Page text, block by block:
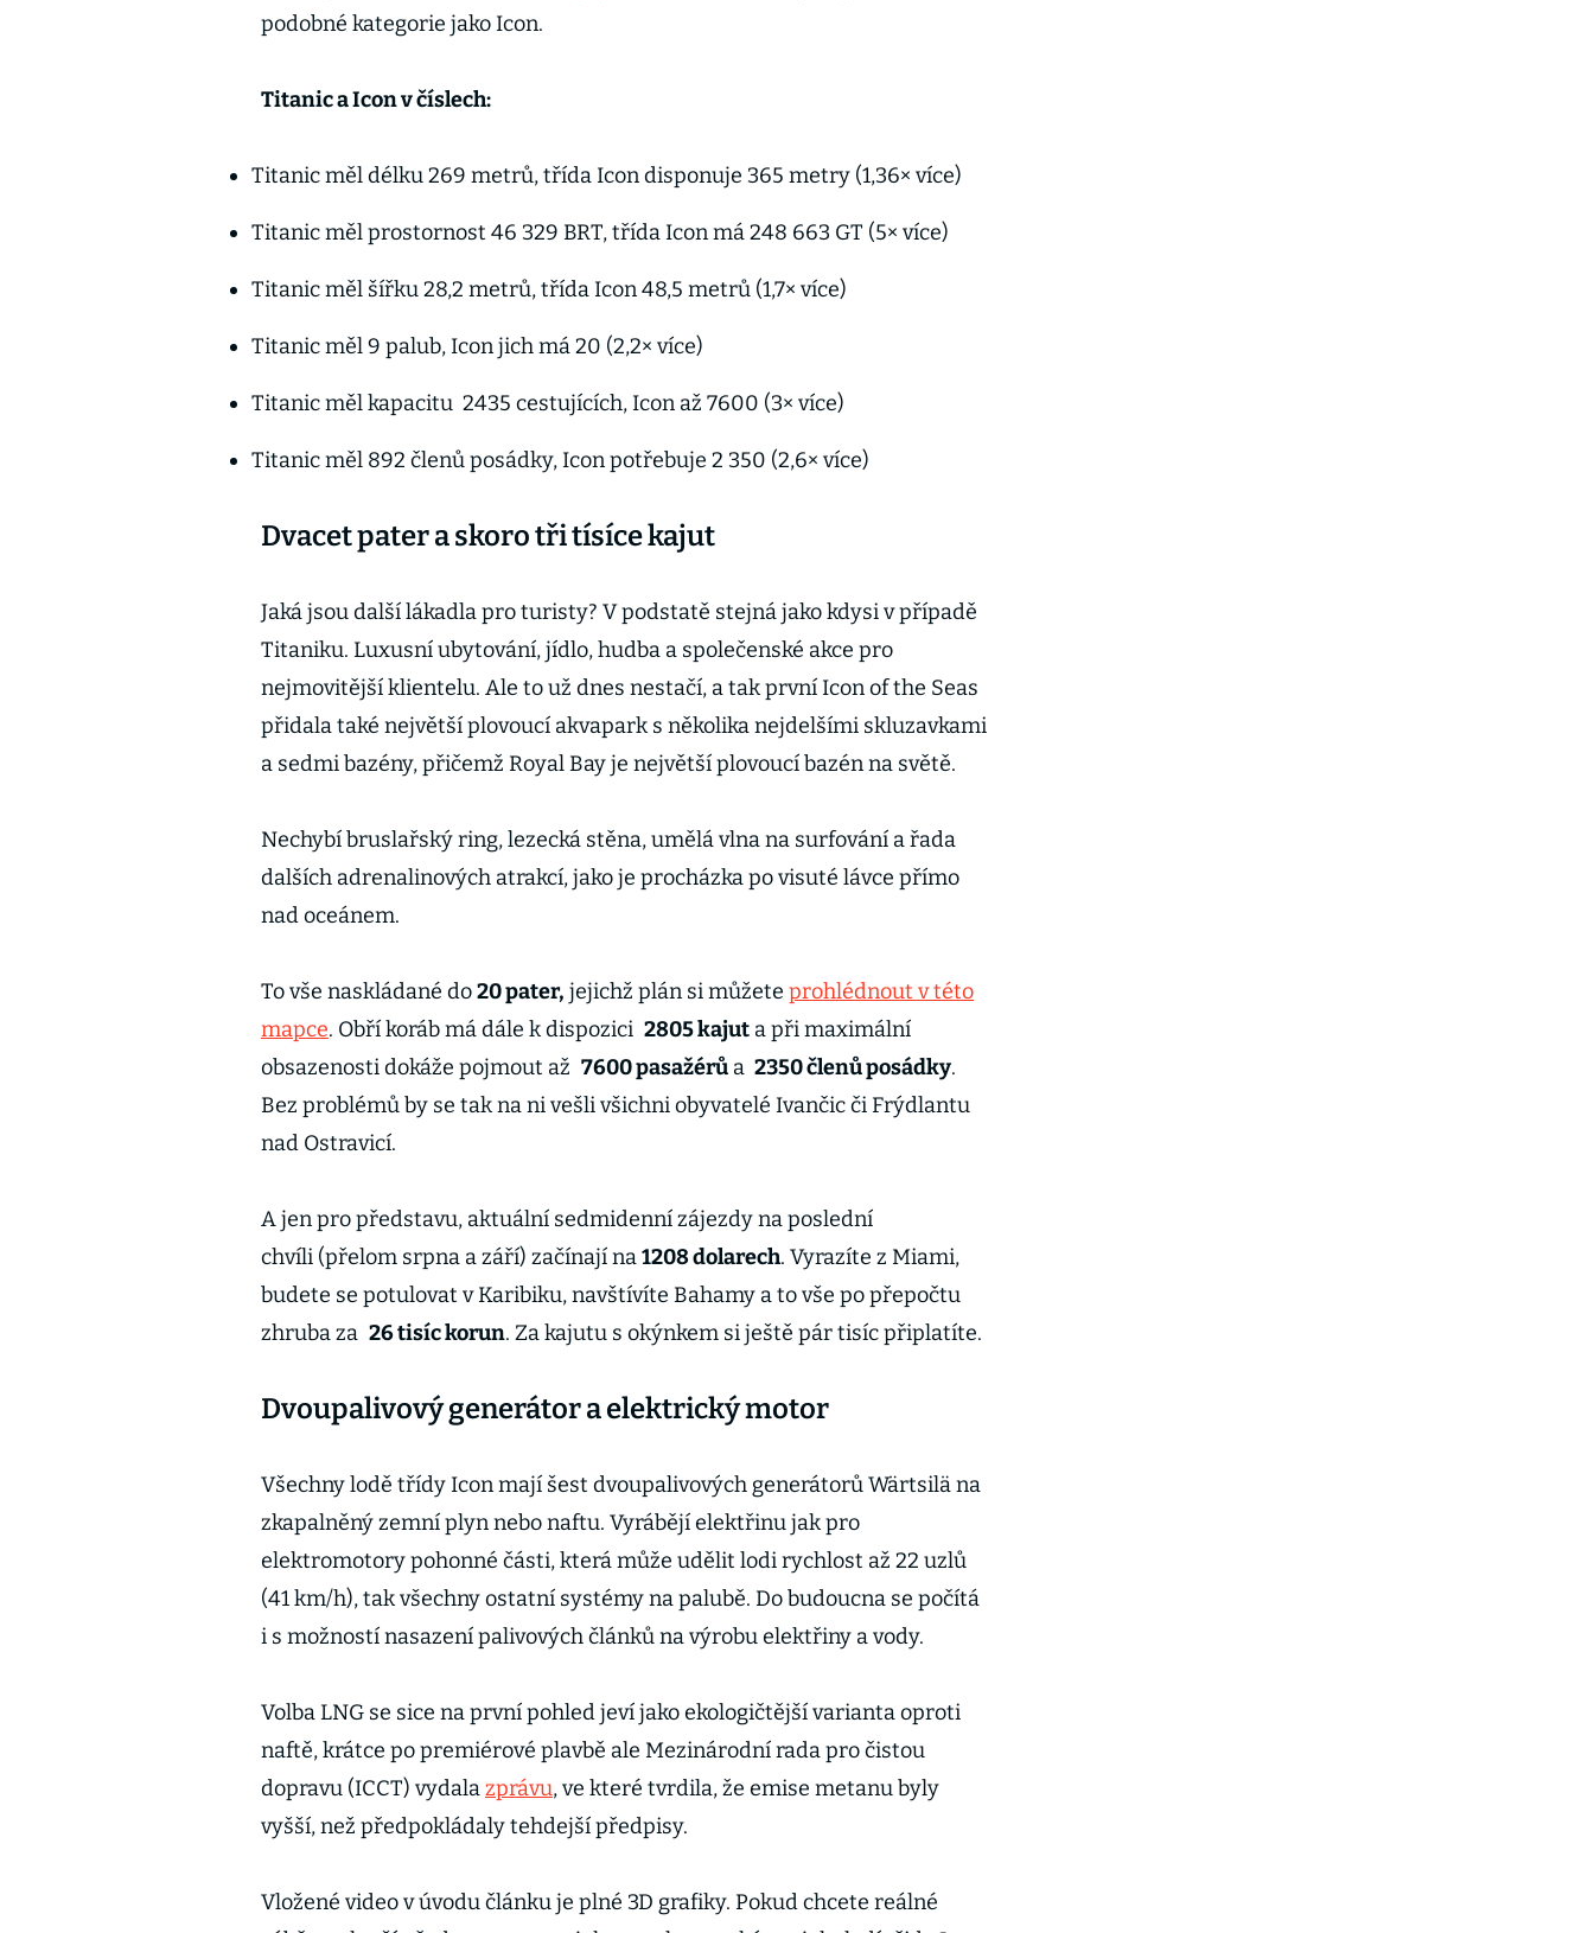
podobné kategorie jako Icon.
Titanic a Icon v číslech:
Titanic měl délku 269 metrů, třída Icon disponuje 365 metry (1,36× více)
Titanic měl prostornost 46 329 BRT, třída Icon má 248 663 GT (5× více)
Titanic měl šířku 28,2 metrů, třída Icon 48,5 metrů (1,7× více)
Titanic měl 9 palub, Icon jich má 20 (2,2× více)
Titanic měl kapacitu 2435 cestujících, Icon až 7600 (3× více)
Titanic měl 892 členů posádky, Icon potřebuje 2 350 (2,6× více)
Dvacet pater a skoro tři tísíce kajut
Jaká jsou další lákadla pro turisty? V podstatě stejná jako kdysi v případě
Titaniku. Luxusní ubytování, jídlo, hudba a společenské akce pro
nejmovitější klientelu. Ale to už dnes nestačí, a tak první Icon of the Seas
přidala také největší plovoucí akvapark s několika nejdelšími skluzavkami
a sedmi bazény, přičemž Royal Bay je největší plovoucí bazén na světě.
Nechybí bruslařský ring, lezecká stěna, umělá vlna na surfování a řada
dalších adrenalinových atrakcí, jako je procházka po visuté lávce přímo
nad oceánem.
To vše naskládané do20 pater, jejichž plán si můžete prohlédnout v této
mapce. Obří koráb má dále k dispozici 2805 kajuta při maximální
obsazenosti dokáže pojmout až 7600 pasažérůa 2350 členů posádky.
Bez problémů by se tak na ni vešli všichni obyvatelé Ivančic či Frýdlantu
nad Ostravicí.
A jen pro představu, aktuální sedmidenní zájezdy na poslední
chvíli (přelom srpna a září) začínají na1208 dolarech. Vyrazíte z Miami,
budete se potulovat v Karibiku, navštívíte Bahamy a to vše po přepočtu
zhruba za 26 tisíc korun. Za kajutu s okýnkem si ještě pár tisíc připlatíte.
Dvoupalivový generátor a elektrický motor
Všechny lodě třídy Icon mají šest dvoupalivových generátorů Wärtsilä na
zkapalněný zemní plyn nebo naftu. Vyrábějí elektřinu jak pro
elektromotory pohonné části, která může udělit lodi rychlost až 22 uzlů
(41 km/h), tak všechny ostatní systémy na palubě. Do budoucna se počítá
i s možností nasazení palivových článků na výrobu elektřiny a vody.
Volba LNG se sice na první pohled jeví jako ekologičtější varianta oproti
naftě, krátce po premiérové plavbě ale Mezinárodní rada pro čistou
dopravu (ICCT) vydalazprávu, ve které tvrdila, že emise metanu byly
vyšší, než předpokládaly tehdejší předpisy.
Vložené video v úvodu článku je plné 3D grafiky. Pokud chcete reálné